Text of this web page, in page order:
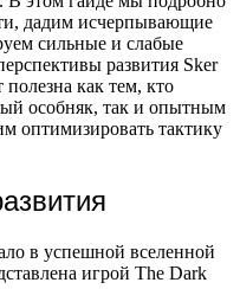
дадим исчерпывающие
сильные и слабые
развития Sker
полезна как тем, кто
особняк, так и опытным
оптимизировать тактику
в успешной вселенной
игрой The Dark